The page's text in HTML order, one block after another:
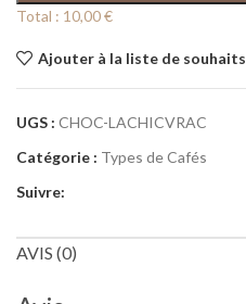
Total : 10,00 €
Ajouter à la liste de souhaits
UGS : CHOC-LACHICVRAC
Catégorie : Types de Cafés
Suivre:
AVIS (0)